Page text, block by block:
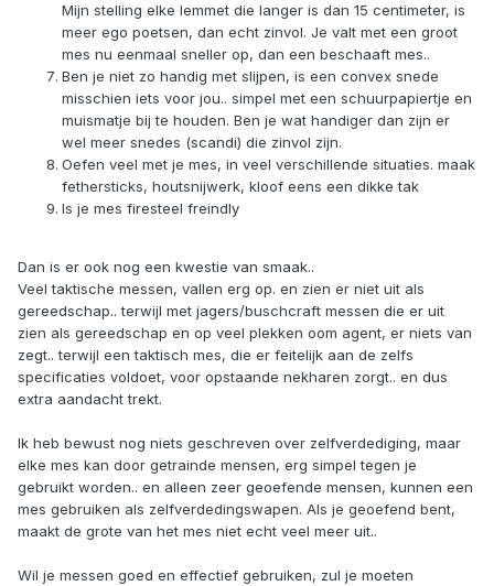
Mijn stelling elke lemmet die langer is dan 15 centimeter, is
meer ego poetsen, dan echt zinvol. Je valt met een groot
mes nu eenmaal sneller op, dan een beschaaft mes..
Ben je niet zo handig met slijpen, is een convex snede
misschien iets voor jou.. simpel met een schuurpapiertje en
muismatje bij te houden. Ben je wat handiger dan zijn er
wel meer snedes (scandi) die zinvol zijn.
Oefen veel met je mes, in veel verschillende situaties. maak
fethersticks, houtsnijwerk, kloof eens een dikke tak
Is je mes firesteel freindly
Dan is er ook nog een kwestie van smaak..
Veel taktische messen, vallen erg op. en zien er niet uit als
gereedschap.. terwijl met jagers/buschcraft messen die er uit
zien als gereedschap en op veel plekken oom agent, er niets van
zegt.. terwijl een taktisch mes, die er feitelijk aan de zelfs
specificaties voldoet, voor opstaande nekharen zorgt.. en dus
extra aandacht trekt.
Ik heb bewust nog niets geschreven over zelfverdediging, maar
elke mes kan door getrainde mensen, erg simpel tegen je
gebruikt worden.. en alleen zeer geoefende mensen, kunnen een
mes gebruiken als zelfverdedingswapen. Als je geoefend bent,
maakt de grote van het mes niet echt veel meer uit..
Wil je messen goed en effectief gebruiken, zul je moeten